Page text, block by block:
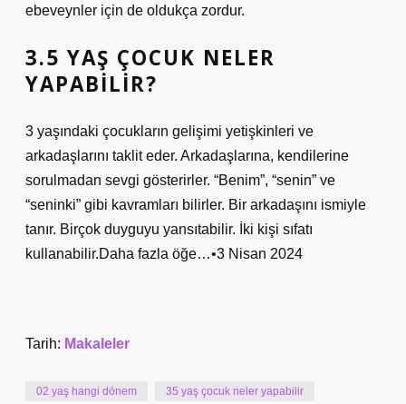
ebeveynler için de oldukça zordur.
3.5 YAŞ ÇOCUK NELER
YAPABILIR?
3 yaşındaki çocukların gelişimi yetişkinleri ve
arkadaşlarını taklit eder. Arkadaşlarına, kendilerine
sorulmadan sevgi gösterirler. “Benim”, “senin” ve
“seninki” gibi kavramları bilirler. Bir arkadaşını ismiyle
tanır. Birçok duyguyu yansıtabilir. İki kişi sıfatı
kullanabilir.Daha fazla öğe…•3 Nisan 2024
Tarih: Makaleler
02 yaş hangi dönem 35 yaş çocuk neler yapabilir